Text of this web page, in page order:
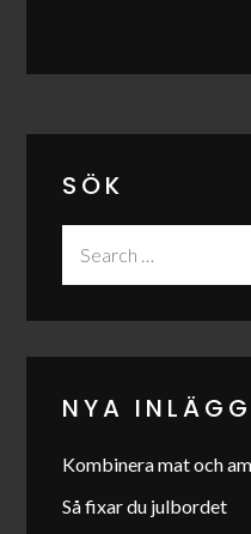
SÖK
NYA INLÄGG
Kombinera mat och
Så fixar du julbordet